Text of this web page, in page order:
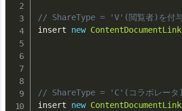
// ShareType = 'V'(閲覧者)を付
insert new ContentDocumentLink
// ShareType = 'C'(コラボレータ)
insert new ContentDocumentLink